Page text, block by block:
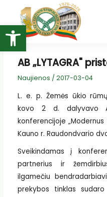
Open toolbar
turinio
AB „LYTAGRA"
Naujienos / 2017-03-04
L. e. p. Žemės ūkio
kovo 2 d. dalyvavo
konferencijoje „Modernus
Kauno r. Raudondvario
Sveikindamas į
partnerius ir
ilgamečiu
prekybos tinklas